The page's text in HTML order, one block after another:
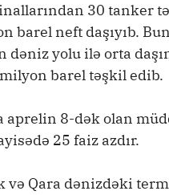
30 tanker
barel neft daşıyıb.
dəniz yolu ilə orta
barel təşkil edib.
aprelin 8-dək olan
25 faiz azdır.
və Qara dənizdəki